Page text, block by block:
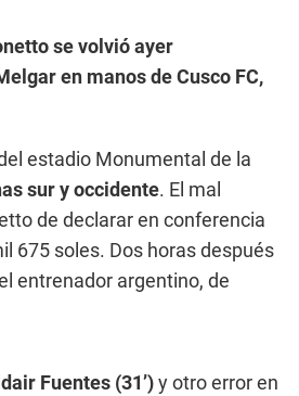
se volvió ayer
en manos de Cusco FC,
estadio Monumental de la
sur y occidente. El mal
de declarar en conferencia
675 soles. Dos horas después
entrenador argentino, de
Fuentes (31’)y otro error en